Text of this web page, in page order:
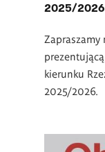
2025/2026
Zapraszamy
kierunku
2025/2026.